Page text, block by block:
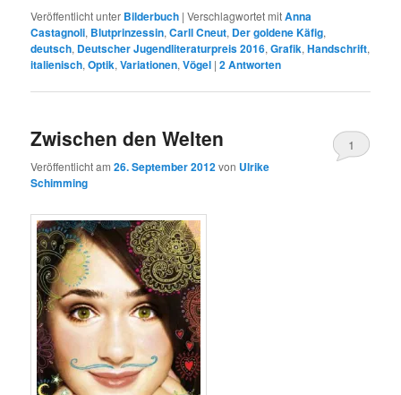
Veröffentlicht unter Bilderbuch |Verschlagwortet mitAnna
Castagnoli, Blutprinzessin,Carll Cneut, Der goldene Käfig,
deutsch, Deutscher Jugendliteraturpreis 2016,Grafik,Handschrift,
italienisch,Optik,Variationen,Vögel |2Antworten
Zwischen den Welten
Veröffentlicht am26. September 2012von Ulrike
Schimming
1